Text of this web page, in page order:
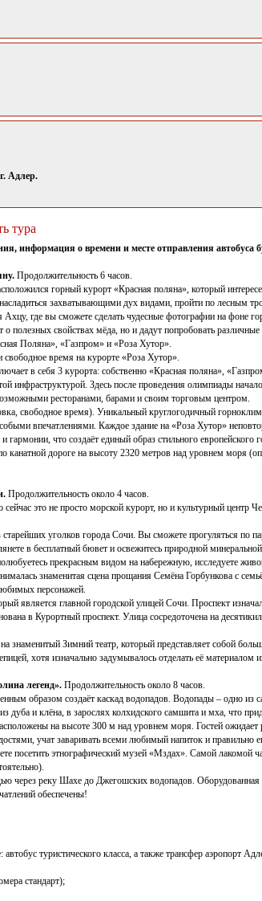
Адлер.
тура
информация о времени и месте отправления автобуса
Продолжительность 6 часов.
горный курорт «Красная поляна», который
захватывающими дух видами, пройти по лесным
где вы сможете сделать чудесные фотографии на фоне
о полезных свойствах мёда, но и дадут попробовать различные
Поляна», «Газпром» и «Роза Хутор».
свободное время на курорте «Роза Хутор».
в себя 3 курорта: собственно «Красная поляна»,
инфраструктурой. Здесь после проведения олимпиады
ресторанами, барами и своим торговым центром.
свободное время). Уникальный круглогодичный
впечатлениями. Каждое здание на «Роза Хутор»
гармонии, что создаёт единый образ стильного европейского
канатной дороге на высоту 2320 метров над уровнем моря
Продолжительность около 4 часов.
это не просто морской курорт, но и культурный центр
уголков города Сочи. Вы сможете прогуляться по
в бесплатный бювет и освежитесь природной
прекрасным видом на набережную, исследуете
знаменитая сцена прощания Семёна Горбункова с
персонажей.
является главной городской улицей Сочи. Проспект
в Курортный проспект. Улица сосредоточена на
знаменитый Зимний театр, который представляет собой
хотя изначально задумывалось отделать её материалом
легенд». Продолжительность около 8 часов.
образом создаёт каскад водопадов. Водопады – одно
дуба и клёна, в зарослях колхидского самшита и мха, что
на высоте 300 м над уровнем моря. Гостей ожидает
учат заваривать всеми любимый напиток и правильно
посетить этнографический музей «Мздах». Самой лакомой
через реку Шахе до Джегошских водопадов.
обеспечены!
туристического класса, а также трансфер аэропорт
стандарт);